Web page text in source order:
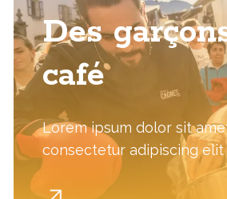
Des
café
Lorem ipsum dolor sit
consectetur adipiscing elit